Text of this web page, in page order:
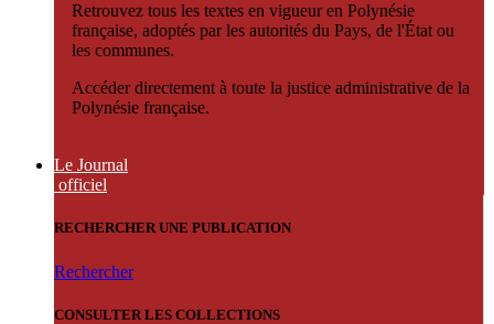
Retrouvez tous les textes en vigueur en Polynésie
française, adoptés par les autorités du Pays, de l'État ou
les communes.
Accéder directement à toute la justice administrative de la
Polynésie française.
Le Journal
officiel
RECHERCHER UNE PUBLICATION
Rechercher
CONSULTER LES COLLECTIONS